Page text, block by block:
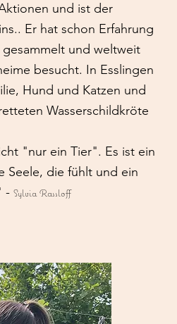
und ist der
Er hat schon Erfahrung
und weltweit
besucht. In Esslingen
Hund und Katzen und
Wasserschildkröte
"nur ein Tier". Es ist ein
Seele, die fühlt und ein
- Sylvia Rassloff